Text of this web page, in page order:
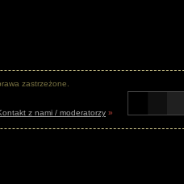
zastrzeżone.
z nami / moderatorzy »